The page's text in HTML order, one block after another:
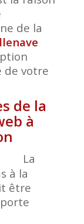
de la
de votre
de la
à
La
à la
être